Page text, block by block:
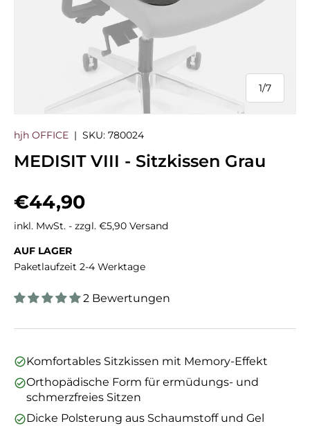
1/
von
7
hjh OFFICE | SKU: 780024
MEDISIT VIII - Sitzkissen Grau
Normaler Preis
€44,90
inkl. MwSt. - zzgl. €5,90 Versand
AUF LAGER
Paketlaufzeit 2-4 Werktage
2 Bewertungen
Komfortables Sitzkissen mit Memory-Effekt
Orthopädische Form für ermüdungs- und
schmerzfreies Sitzen
Dicke Polsterung aus Schaumstoff und Gel